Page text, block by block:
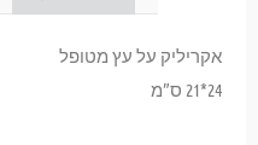
אקריליק על עץ מטופל
24*21 ס”מ